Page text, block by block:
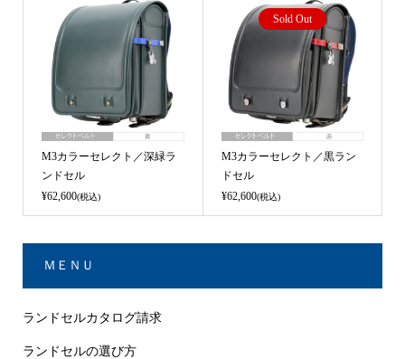
M3カラーセレクト／深緑ラ
ンドセル
¥62,600(税込)
Sold Out
M3カラーセレクト／黒ラン
ドセル
¥62,600(税込)
ＭＥＮＵ
ランドセルカタログ請求
ランドセルの選び方